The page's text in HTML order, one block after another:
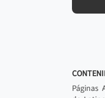
Páginas